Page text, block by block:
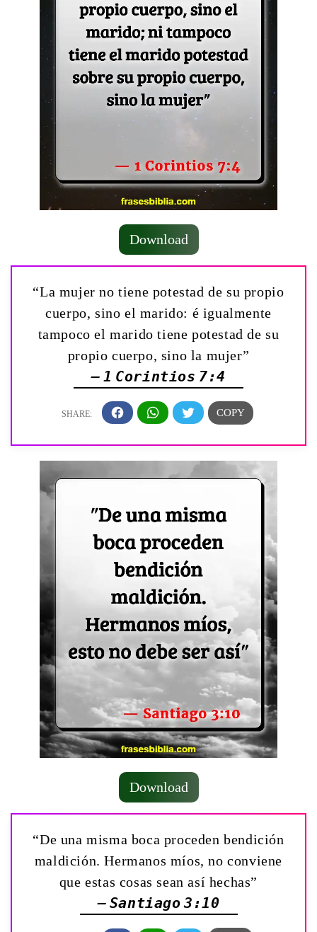
Download
“La mujer no tiene potestad de su propio
cuerpo, sino el marido: é igualmente
tampoco el marido tiene potestad de su
propio cuerpo, sino la mujer”
— 1 Corintios 7:4
Download
“De una misma boca proceden bendición
maldición. Hermanos míos, no conviene
que estas cosas sean así hechas”
— Santiago 3:10